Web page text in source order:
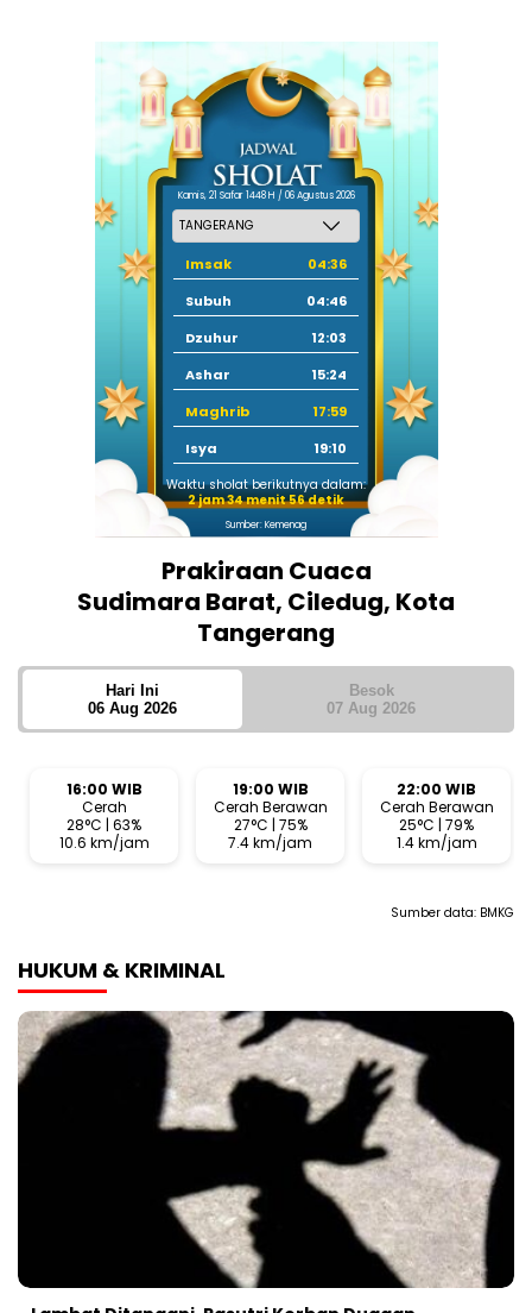
Kamis, 21 Safar 1448 H / 06 Agustus 2026
Imsak
04:36
Subuh
04:46
Dzuhur
12:03
Ashar
15:24
Maghrib
17:59
Isya
19:10
Waktu sholat berikutnya dalam:
2 jam 34 menit 56 detik
Sumber: Kemenag
Prakiraan Cuaca
Sudimara Barat, Ciledug, Kota
Tangerang
Hari Ini
06 Aug 2026
Besok
07 Aug 2026
16:00 WIB
Cerah
28°C | 63%
10.6 km/jam
19:00 WIB
Cerah Berawan
27°C | 75%
7.4 km/jam
22:00 WIB
Cerah Berawan
25°C | 79%
1.4 km/jam
Sumber data: BMKG
HUKUM & KRIMINAL